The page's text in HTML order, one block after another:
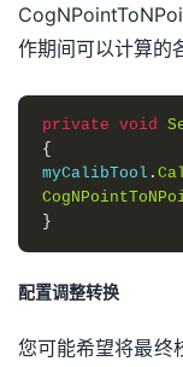
作期间可以计算的
private void
{
myCalibTool .
}
配置调整转换
您可能希望将最终